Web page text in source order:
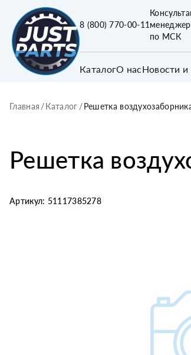
8 (800) 770-00-11
по МСК
КаталогО насНовости и
Главная /Каталог /Решетка
Решетка
Артикул: 51117385278